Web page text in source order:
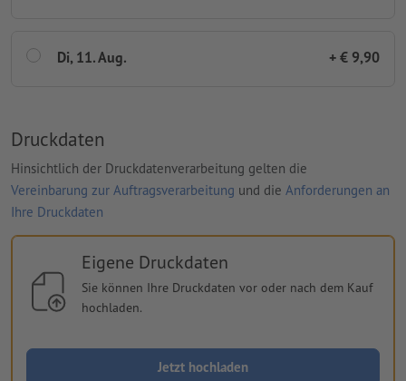
Di, 11. Aug. + € 9,90
Druckdaten
Hinsichtlich der Druckdatenverarbeitung gelten die
Vereinbarung zur Auftragsverarbeitung und die Anforderungen an
Ihre Druckdaten
Eigene Druckdaten
Sie können Ihre Druckdaten vor oder nach dem Kauf
hochladen.
Jetzt hochladen